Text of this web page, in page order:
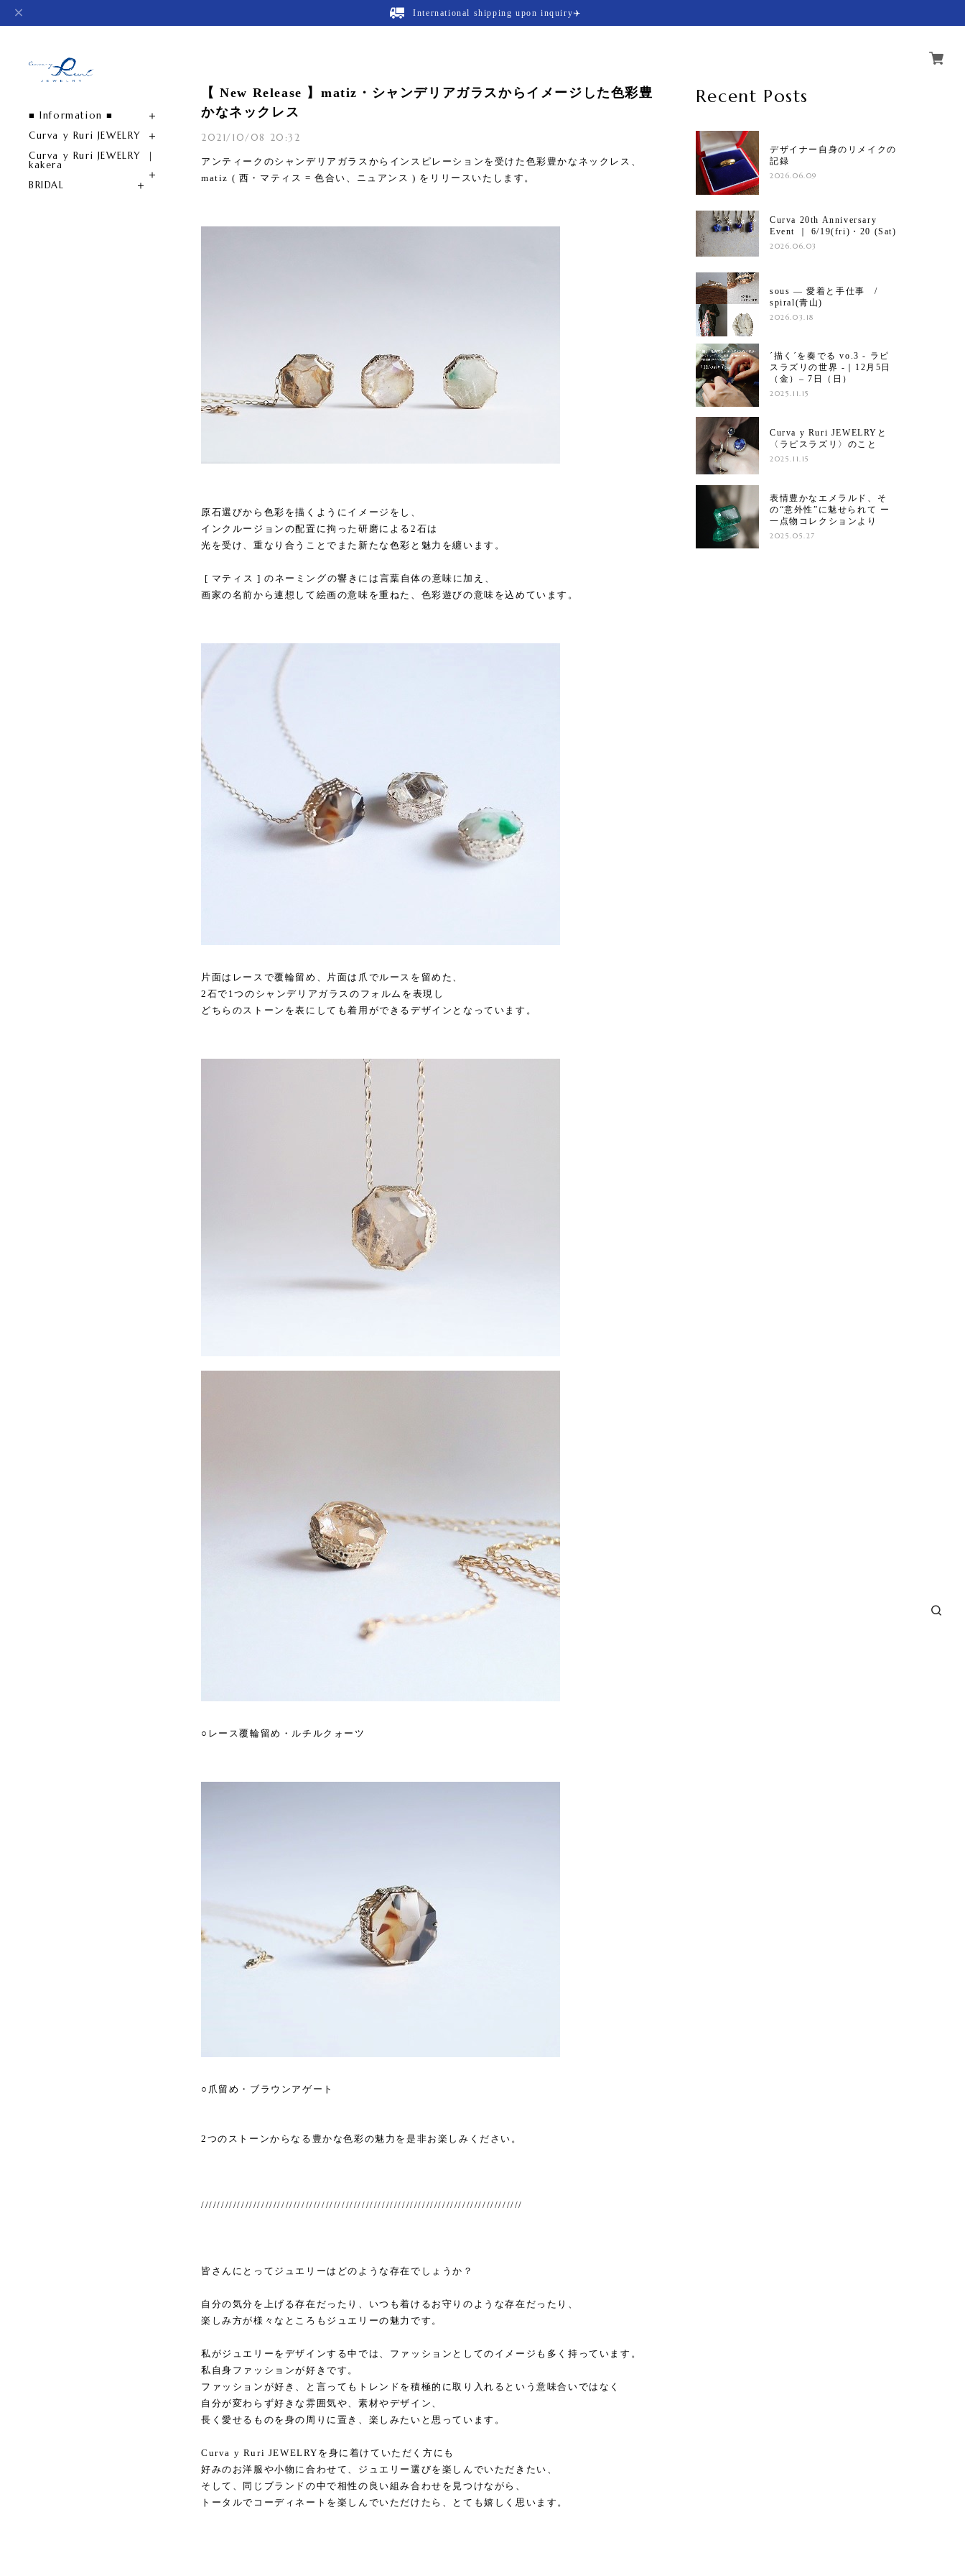
International shipping upon inquiry✈️
■ Information ■
Curva y Ruri JEWELRY
Curva y Ruri JEWELRY ｜
kakera
BRIDAL
【 New Release 】matiz・シャンデリアガラスからイメージした色彩豊
かなネックレス
2021/10/08 20:32
アンティークのシャンデリアガラスからインスピレーションを受けた色彩豊かなネックレス、
matiz ( 西・マティス = 色合い、ニュアンス ) をリリースいたします。
原石選びから色彩を描くようにイメージをし、
インクルージョンの配置に拘った研磨による2石は
光を受け、重なり合うことでまた新たな色彩と魅力を纏います。
[ マティス ] のネーミングの響きには言葉自体の意味に加え、
画家の名前から連想して絵画の意味を重ねた、色彩遊びの意味を込めています。
片面はレースで覆輪留め、片面は爪でルースを留めた、
2石で1つのシャンデリアガラスのフォルムを表現し
どちらのストーンを表にしても着用ができるデザインとなっています。
○レース覆輪留め・ルチルクォーツ
○爪留め・ブラウンアゲート
2つのストーンからなる豊かな色彩の魅力を是非お楽しみください。
////////////////////////////////////////////////////////////////////////////////
皆さんにとってジュエリーはどのような存在でしょうか？
自分の気分を上げる存在だったり、いつも着けるお守りのような存在だったり、
楽しみ方が様々なところもジュエリーの魅力です。
私がジュエリーをデザインする中では、ファッションとしてのイメージも多く持っています。
私自身ファッションが好きです。
ファッションが好き、と言ってもトレンドを積極的に取り入れるという意味合いではなく
自分が変わらず好きな雰囲気や、素材やデザイン、
長く愛せるものを身の周りに置き、楽しみたいと思っています。
Curva y Ruri JEWELRYを身に着けていただく方にも
好みのお洋服や小物に合わせて、ジュエリー選びを楽しんでいただきたい、
そして、同じブランドの中で相性の良い組み合わせを見つけながら、
トータルでコーディネートを楽しんでいただけたら、とても嬉しく思います。
Recent Posts
デザイナー自身のリメイクの
記録
2026.06.09
Curva 20th Anniversary
Event ｜ 6/19(fri)・20 (Sat)
2026.06.03
sous ― 愛着と手仕事 /
spiral(青山)
2026.03.18
´描く´を奏でる vo.3 - ラピ
スラズリの世界 -｜12月5日
（金）– 7日（日）
2025.11.15
Curva y Ruri JEWELRYと
〈ラピスラズリ〉のこと
2025.11.15
表情豊かなエメラルド、そ
の“意外性”に魅せられて ー
一点物コレクションより
2025.05.27